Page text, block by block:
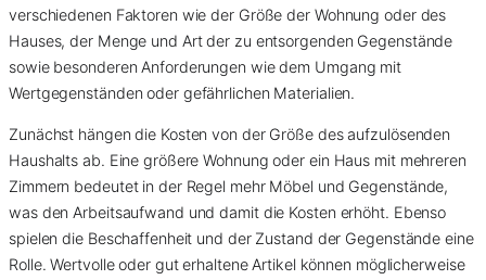
verschiedenen Faktoren wie der Größe der Wohnung oder des
Hauses, der Menge und Art der zu entsorgenden Gegenstände
sowie besonderen Anforderungen wie dem Umgang mit
Wertgegenständen oder gefährlichen Materialien.
Zunächst hängen die Kosten von der Größe des aufzulösenden
Haushalts ab. Eine größere Wohnung oder ein Haus mit mehreren
Zimmern bedeutet in der Regel mehr Möbel und Gegenstände,
was den Arbeitsaufwand und damit die Kosten erhöht. Ebenso
spielen die Beschaffenheit und der Zustand der Gegenstände eine
Rolle. Wertvolle oder gut erhaltene Artikel können möglicherweise